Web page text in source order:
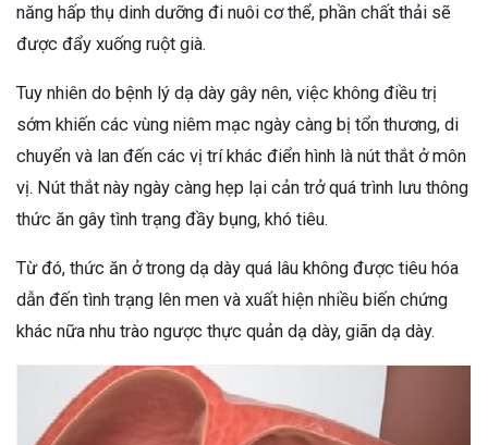
năng hấp thụ dinh dưỡng đi nuôi cơ thể, phần chất thải sẽ
được đẩy xuống ruột già.
Tuy nhiên do bệnh lý dạ dày gây nên, việc không điều trị
sớm khiến các vùng niêm mạc ngày càng bị tổn thương, di
chuyển và lan đến các vị trí khác điển hình là nút thắt ở môn
vị. Nút thắt này ngày càng hẹp lại cản trở quá trình lưu thông
thức ăn gây tình trạng đầy bụng, khó tiêu.
Từ đó, thức ăn ở trong dạ dày quá lâu không được tiêu hóa
dẫn đến tình trạng lên men và xuất hiện nhiều biến chứng
khác nữa nhu trào ngược thực quản dạ dày, giãn dạ dày.